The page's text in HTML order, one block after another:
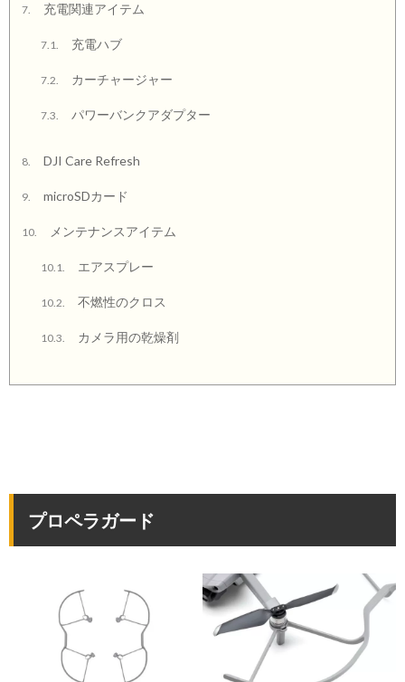
7. 充電関連アイテム
7.1. 充電ハブ
7.2. カーチャージャー
7.3. パワーバンクアダプター
8. DJI Care Refresh
9. microSDカード
10. メンテナンスアイテム
10.1. エアスプレー
10.2. 不燃性のクロス
10.3. カメラ用の乾燥剤
プロペラガード